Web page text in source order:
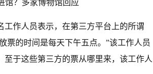
工作人员表示，在第三方平台上的所谓
票的时间是每天下午五点。”该工作人员
于这些第三方的票从哪里来，该工作人